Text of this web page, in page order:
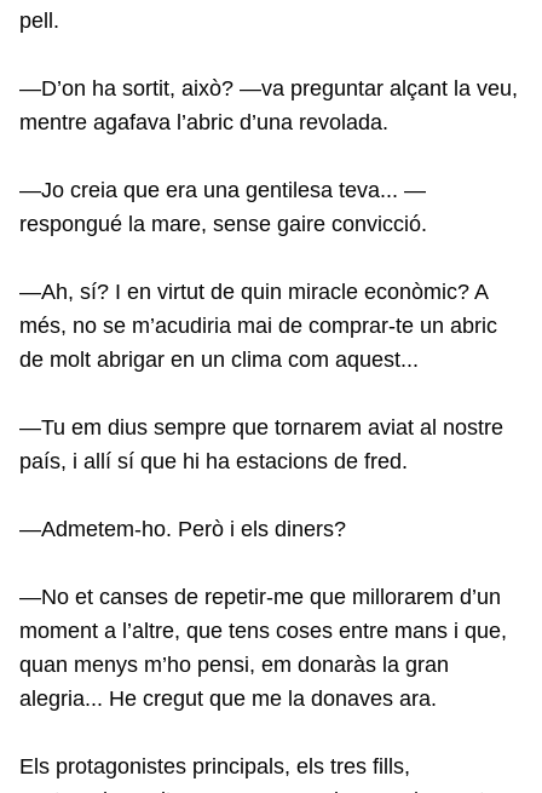
pell.
—D’on ha sortit, això? —va preguntar alçant la veu,
mentre agafava l’abric d’una revolada.
—Jo creia que era una gentilesa teva... —
respongué la mare, sense gaire convicció.
—Ah, sí? I en virtut de quin miracle econòmic? A
més, no se m’acudiria mai de comprar-te un abric
de molt abrigar en un clima com aquest...
—Tu em dius sempre que tornarem aviat al nostre
país, i allí sí que hi ha estacions de fred.
—Admetem-ho. Però i els diners?
—No et canses de repetir-me que millorarem d’un
moment a l’altre, que tens coses entre mans i que,
quan menys m’ho pensi, em donaràs la gran
alegria... He cregut que me la donaves ara.
Els protagonistes principals, els tres fills,